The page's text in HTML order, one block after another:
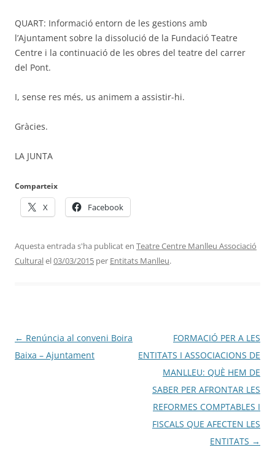
QUART: Informació entorn de les gestions amb
l’Ajuntament sobre la dissolució de la Fundació Teatre
Centre i la continuació de les obres del teatre del carrer
del Pont.
I, sense res més, us animem a assistir-hi.
Gràcies.
LA JUNTA
Comparteix
X Facebook
Aquesta entrada s'ha publicat en Teatre Centre Manlleu Associació
Culturalel03/03/2015 per Entitats Manlleu.
Navegació
per
← Renúncia al conveni Boira
Baixa – Ajuntament
FORMACIÓ PER A LES
ENTITATS I ASSOCIACIONS DE
MANLLEU: QUÈ HEM DE
SABER PER AFRONTAR LES
REFORMES COMPTABLES I
FISCALS QUE AFECTEN LES
ENTITATS →